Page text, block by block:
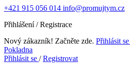
+421 915 056 014 info@promujtym.cz
Přihlášení / Registrace
Nový zákazník! Začněte zde. Přihlásit se
Pokladna
Přihlásit se /Registrovat